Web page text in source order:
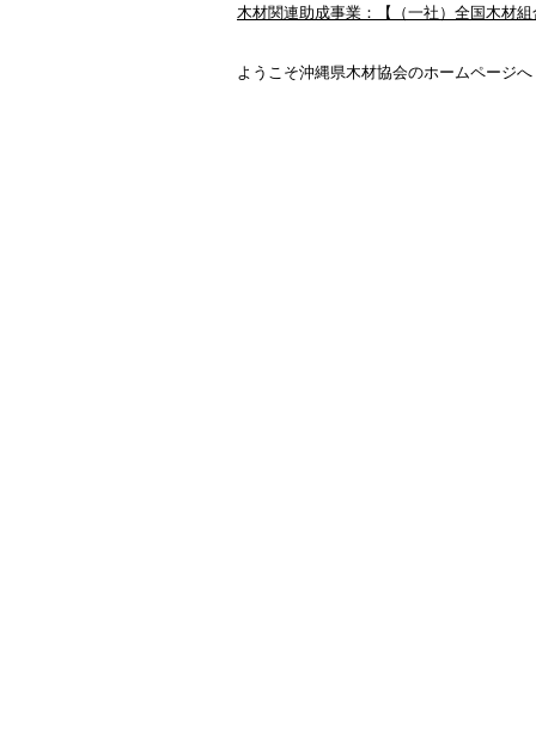
木材関連助成事業：【（一社）全国木材
ようこそ沖縄県木材協会のホームページへ